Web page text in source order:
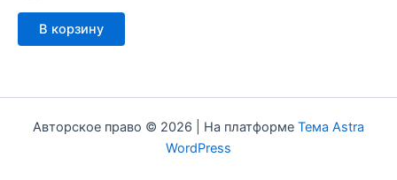
В корзину
Авторское право © 2026 | На платформе Тема Astra
WordPress